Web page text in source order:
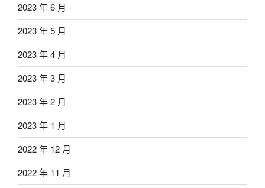
2023 年 6 月
2023 年 5 月
2023 年 4 月
2023 年 3 月
2023 年 2 月
2023 年 1 月
2022 年 12 月
2022 年 11 月